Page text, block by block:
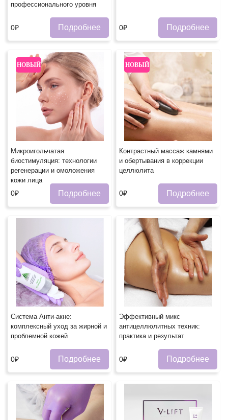
профессионального уровня
0₽ Подробнее 0₽ Подробнее
НОВЫЙ
Микроигольчатая
биостимуляция: технологии
регенерации и омоложения
кожи лица
0₽ Подробнее
НОВЫЙ
Контрастный массаж камнями
и обертывания в коррекции
целлюлита
0₽ Подробнее
Система Анти-акне:
комплексный уход за жирной и
проблемной кожей
0₽ Подробнее
Эффективный микс
антицеллюлитных техник:
практика и результат
0₽ Подробнее